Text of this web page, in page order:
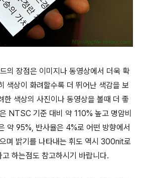
의 장점은 이미지나 동영상에서 더욱 확
색상이 화려할수록 더 뛰어난 색감을 보
한 색상의 사진이나 동영상을 볼때 더 좋
NTSC 기준 대비 약 110% 높고 명암비
약 95%, 반사율은 4%로 어떤 방향에서
며 밝기를 나타내는 휘도 역시 300nit로
하는점도 참고하시기 바랍니다.